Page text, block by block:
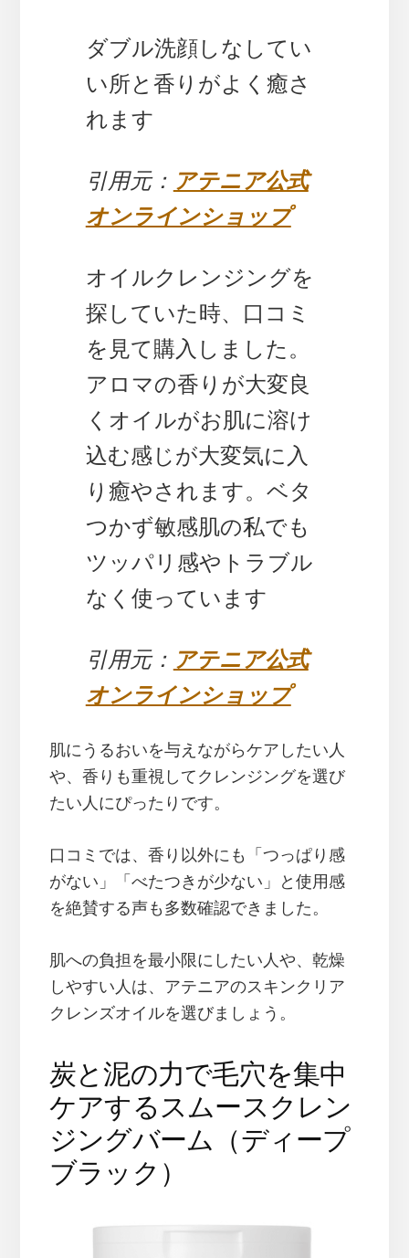
ダブル洗顔しなしてい
い所と香りがよく癒さ
れます
引用元： アテニア公式
オンラインショップ
オイルクレンジングを
探していた時、口コミ
を見て購入しました。
アロマの香りが大変良
くオイルがお肌に溶け
込む感じが大変気に入
り癒やされます。ベタ
つかず敏感肌の私でも
ツッパリ感やトラブル
なく使っています
引用元： アテニア公式
オンラインショップ
肌にうるおいを与えながらケアしたい人
や、香りも重視してクレンジングを選び
たい人にぴったりです。
口コミでは、香り以外にも「つっぱり感
がない」「べたつきが少ない」と使用感
を絶賛する声も多数確認できました。
肌への負担を最小限にしたい人や、乾燥
しやすい人は、アテニアのスキンクリア
クレンズオイルを選びましょう。
炭と泥の力で毛穴を集中
ケアするスムースクレン
ジングバーム（ディープ
ブラック）